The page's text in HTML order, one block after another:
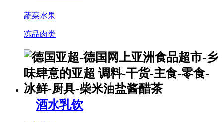
蔬菜水果
冻品肉类
酒水乳饮